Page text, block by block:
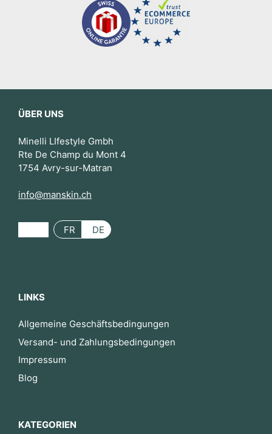
ÜBER UNS
Minelli LIfestyle Gmbh
Rte De Champ du Mont 4
1754 Avry-sur-Matran
info@manskin.ch
FR DE
LINKS
Allgemeine Geschäftsbedingungen
Versand- und Zahlungsbedingungen
Impressum
Blog
KATEGORIEN